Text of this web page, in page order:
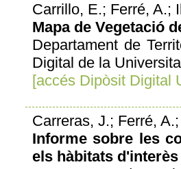
Carrillo, E.; Ferré, A.;
Mapa de Vegetació
Departament de
Digital de la
[accés Dipòsit Digital
Carreras, J.; Ferré,
Informe sobre les
els hàbitats